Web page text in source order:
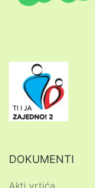
DOKUMENTI
Akti vrtića